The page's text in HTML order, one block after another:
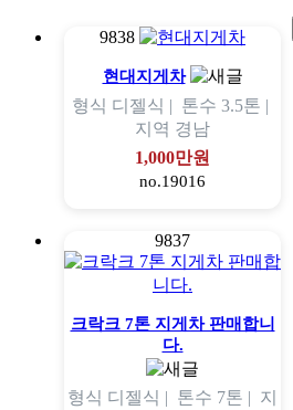
9838
현대지게차
형식 디젤식 | 톤수 3.5톤 |
지역 경남
1,000만원
no.19016
9837
크락크 7톤 지게차 판매합니
다.
형식 디젤식 | 톤수 7톤 | 지